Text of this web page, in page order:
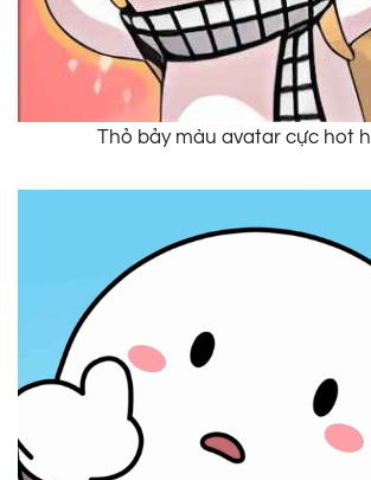
Thỏ bảy màu avatar cực hot